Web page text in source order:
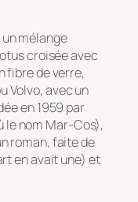
mélange
croisée avec
fibre de verre,
Volvo, avec un
en 1959 par
le nom Mar-Cos),
roman, faite de
en avait une) et